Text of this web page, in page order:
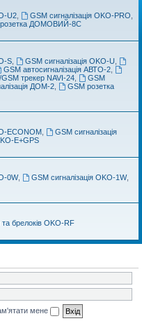
U2, GSM сигналізація OKO-PRO
розетка ДОМОВИЙ-8С
S, GSM сигналізація OKO-U
GSM автосигналізація АВТО-2,
трекер NAVI-24,
GSM
ДОМ-2,
GSM розетка
ECONOM,
GSM сигналізація
E+GPS
0W, GSM сигналізація OKO-1W,
брелоків OKO-RF
мене